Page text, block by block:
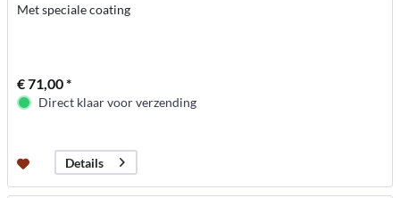
Met speciale coating
€ 71,00 *
Direct klaar voor verzending
Details